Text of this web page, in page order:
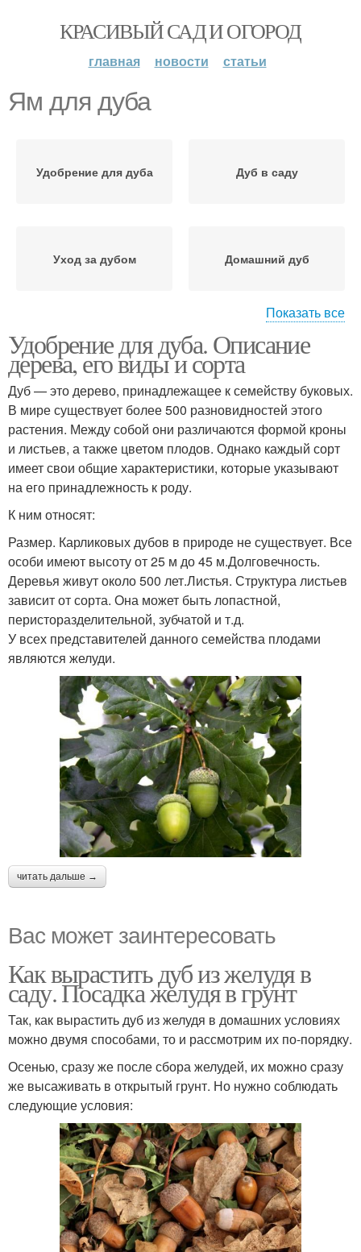
КРАСИВЫЙ САД И ОГОРОД
главная новости статьи
Ям для дуба
Удобрение для дуба Дуб в саду
Уход за дубом Домашний дуб
Дуб в горшке Дуб по годам
Показать все
Удобрение для дуба. Описание
дерева, его виды и сорта
Дуб — это дерево, принадлежащее к семейству буковых.
В мире существует более 500 разновидностей этого
растения. Между собой они различаются формой кроны
и листьев, а также цветом плодов. Однако каждый сорт
имеет свои общие характеристики, которые указывают
на его принадлежность к роду.
К ним относят:
Размер. Карликовых дубов в природе не существует. Все
особи имеют высоту от 25 м до 45 м.Долговечность.
Деревья живут около 500 лет.Листья. Структура листьев
зависит от сорта. Она может быть лопастной,
перисторазделительной, зубчатой и т.д.
У всех представителей данного семейства плодами
являются желуди.
читать дальше →
Вас может заинтересовать
Как вырастить дуб из желудя в
саду. Посадка желудя в грунт
Так, как вырастить дуб из желудя в домашних условиях
можно двумя способами, то и рассмотрим их по-порядку.
Осенью, сразу же после сбора желудей, их можно сразу
же высаживать в открытый грунт. Но нужно соблюдать
следующие условия: